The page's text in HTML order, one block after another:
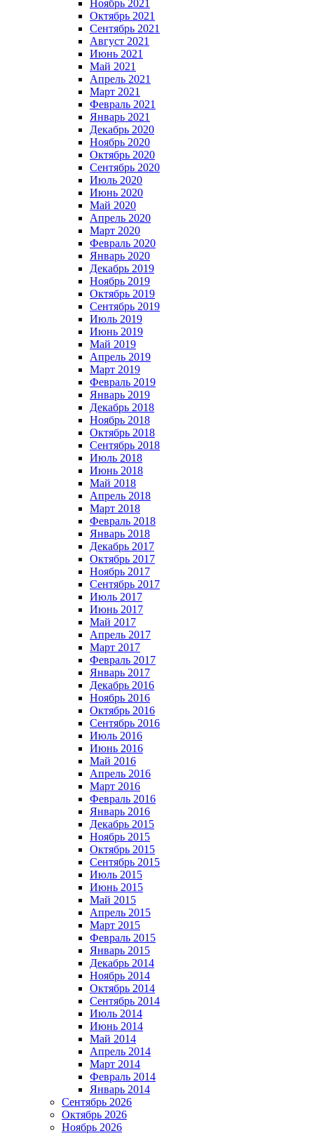
Ноябрь 2021
Октябрь 2021
Сентябрь 2021
Август 2021
Июнь 2021
Май 2021
Апрель 2021
Март 2021
Февраль 2021
Январь 2021
Декабрь 2020
Ноябрь 2020
Октябрь 2020
Сентябрь 2020
Июль 2020
Июнь 2020
Май 2020
Апрель 2020
Март 2020
Февраль 2020
Январь 2020
Декабрь 2019
Ноябрь 2019
Октябрь 2019
Сентябрь 2019
Июль 2019
Июнь 2019
Май 2019
Апрель 2019
Март 2019
Февраль 2019
Январь 2019
Декабрь 2018
Ноябрь 2018
Октябрь 2018
Сентябрь 2018
Июль 2018
Июнь 2018
Май 2018
Апрель 2018
Март 2018
Февраль 2018
Январь 2018
Декабрь 2017
Октябрь 2017
Ноябрь 2017
Сентябрь 2017
Июль 2017
Июнь 2017
Май 2017
Апрель 2017
Март 2017
Февраль 2017
Январь 2017
Декабрь 2016
Ноябрь 2016
Октябрь 2016
Сентябрь 2016
Июль 2016
Июнь 2016
Май 2016
Апрель 2016
Март 2016
Февраль 2016
Январь 2016
Декабрь 2015
Ноябрь 2015
Октябрь 2015
Сентябрь 2015
Июль 2015
Июнь 2015
Май 2015
Апрель 2015
Март 2015
Февраль 2015
Январь 2015
Декабрь 2014
Ноябрь 2014
Октябрь 2014
Сентябрь 2014
Июль 2014
Июнь 2014
Май 2014
Апрель 2014
Март 2014
Февраль 2014
Январь 2014
Сентябрь 2026
Октябрь 2026
Ноябрь 2026